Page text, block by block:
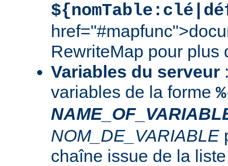
RewriteMap pour plus
Variables du serveur
variables de la forme
NOM_DE_VARIABLE
chaîne issue de la